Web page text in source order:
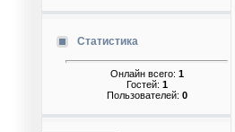
Статистика
Онлайн всего: 1
Гостей: 1
Пользователей: 0